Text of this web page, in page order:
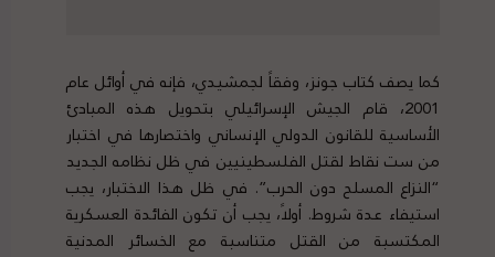
كما يصف كتاب جونز، وفقاً لجمشيدي، فإنه في أوائل عام
2001، قام الجيش الإسرائيلي بتحويل هذه المبادئ
الأساسية للقانون الدولي الإنساني واختصارها في اختبار
من ست نقاط لقتل الفلسطينيين في ظل نظامه الجديد
“النزاع المسلح دون الحرب”. في ظل هذا الاختبار، يجب
استيفاء عدة شروط. أولاً، يجب أن تكون الفائدة العسكرية
المكتسبة من القتل متناسبة مع الخسائر المدنية